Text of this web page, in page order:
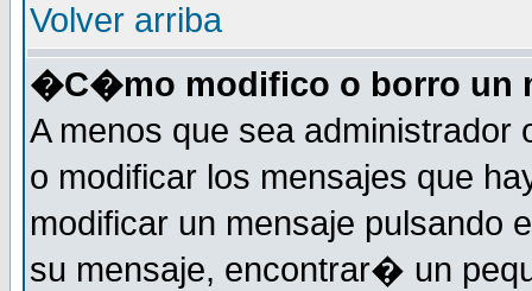
Volver arriba
�C�mo modifico o borro un
A menos que sea administrador
o modificar los mensajes que
modificar un mensaje pulsando
su mensaje, encontrar� un